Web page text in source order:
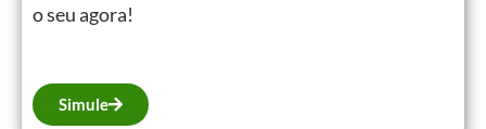
o seu agora!
Simule